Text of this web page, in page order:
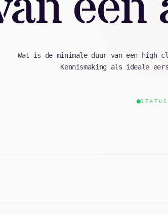
Wat is de minimale duur van een high
Kennismaking als ideale